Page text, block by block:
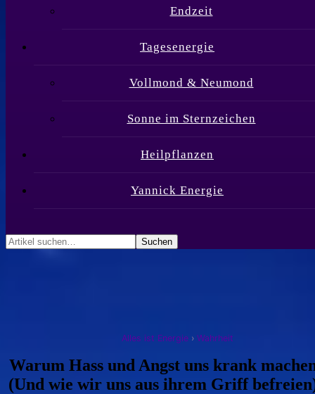
Endzeit
Tagesenergie
Vollmond & Neumond
Sonne im Sternzeichen
Heilpflanzen
Yannick Energie
Alles ist Energie › Wahrheit
Warum Hass und Angst uns krank
(Und wie wir uns aus ihrem Griff